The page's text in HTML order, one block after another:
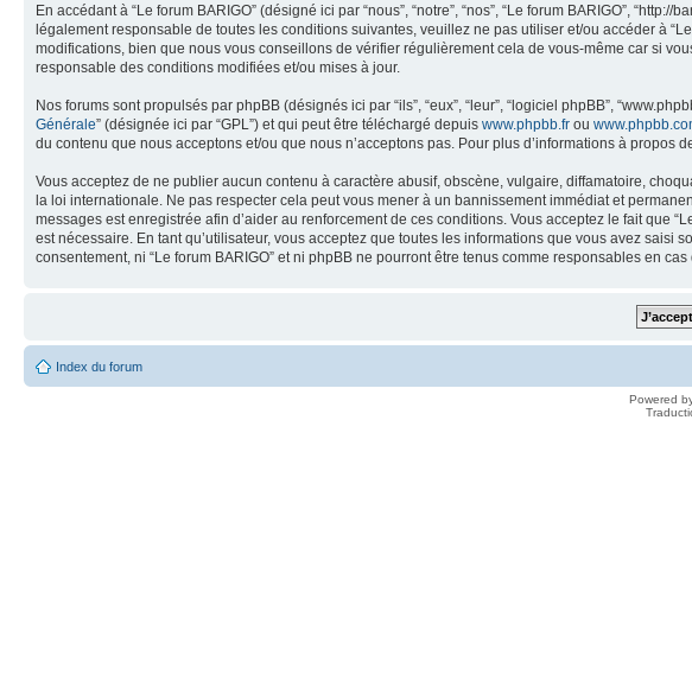
En accédant à “Le forum BARIGO” (désigné ici par “nous”, “notre”, “nos”, “Le forum BARIGO”,
légalement responsable de toutes les conditions suivantes, veuillez ne pas utiliser et/ou accéder à
modifications, bien que nous vous conseillons de vérifier régulièrement cela de vous-même car si
responsable des conditions modifiées et/ou mises à jour.
Nos forums sont propulsés par phpBB (désignés ici par “ils”, “eux”, “leur”, “logiciel phpBB”,
Générale” (désignée ici par “GPL”) et qui peut être téléchargé depuis www.phpbb.fr ou
du contenu que nous acceptons et/ou que nous n’acceptons pas. Pour plus d’informations à propos
Vous acceptez de ne publier aucun contenu à caractère abusif, obscène, vulgaire, diffamatoire,
la loi internationale. Ne pas respecter cela peut vous mener à un bannissement immédiat et
messages est enregistrée afin d’aider au renforcement de ces conditions. Vous acceptez le fait que
est nécessaire. En tant qu’utilisateur, vous acceptez que toutes les informations que vous avez
consentement, ni “Le forum BARIGO” et ni phpBB ne pourront être tenus comme responsables en
Index du forum
Powered